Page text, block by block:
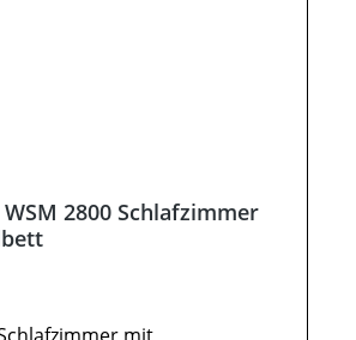
2800 Schlafzimmer